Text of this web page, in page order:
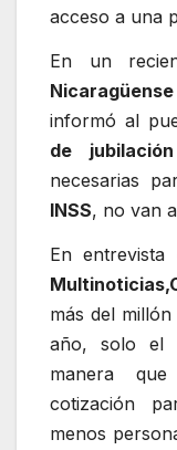
acceso a una
En un
informó al
de jubilación
necesarias
INSS, no van
En
Multinoticias,
más del
año, solo el
manera
cotización
menos